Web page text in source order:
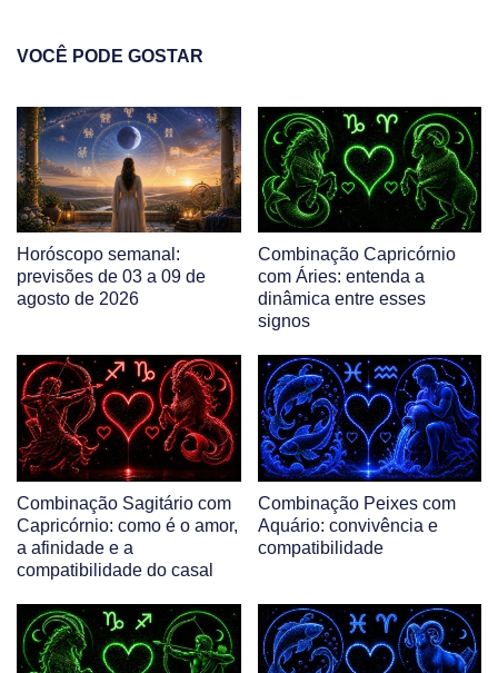
VOCÊ PODE GOSTAR
Horóscopo semanal:
previsões de 03 a 09 de
agosto de 2026
Combinação Capricórnio
com Áries: entenda a
dinâmica entre esses
signos
Combinação Sagitário com
Capricórnio: como é o amor,
a afinidade e a
compatibilidade do casal
Combinação Peixes com
Aquário: convivência e
compatibilidade